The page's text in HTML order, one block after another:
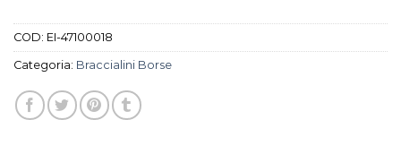
COD: EI-47100018
Categoria: Braccialini Borse